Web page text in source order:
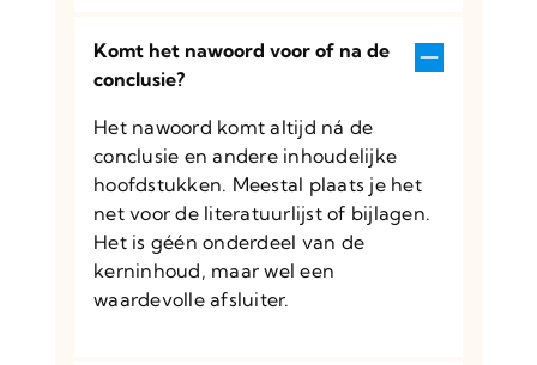
Komt het nawoord voor of na de
conclusie?
Het nawoord komt altijd ná de
conclusie en andere inhoudelijke
hoofdstukken. Meestal plaats je het
net voor de literatuurlijst of bijlagen.
Het is géén onderdeel van de
kerninhoud, maar wel een
waardevolle afsluiter.